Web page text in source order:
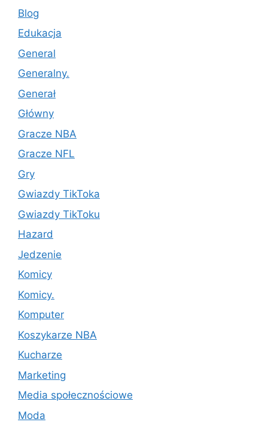
Blog
Edukacja
General
Generalny.
Generał
Główny
Gracze NBA
Gracze NFL
Gry
Gwiazdy TikToka
Gwiazdy TikToku
Hazard
Jedzenie
Komicy
Komicy.
Komputer
Koszykarze NBA
Kucharze
Marketing
Media społecznościowe
Moda